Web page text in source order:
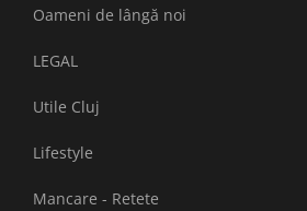
Oameni de lângă noi
LEGAL
Utile Cluj
Lifestyle
Mancare - Retete